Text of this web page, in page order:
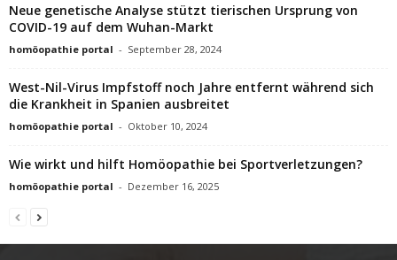
Neue genetische Analyse stützt tierischen Ursprung von
COVID-19 auf dem Wuhan-Markt
homöopathie portal - September 28, 2024
West-Nil-Virus Impfstoff noch Jahre entfernt während sich
die Krankheit in Spanien ausbreitet
homöopathie portal - Oktober 10, 2024
Wie wirkt und hilft Homöopathie bei Sportverletzungen?
homöopathie portal - Dezember 16, 2025